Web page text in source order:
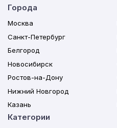
Города
Москва
Санкт-Петербург
Белгород
Новосибирск
Ростов-на-Дону
Нижний Новгород
Казань
Категории